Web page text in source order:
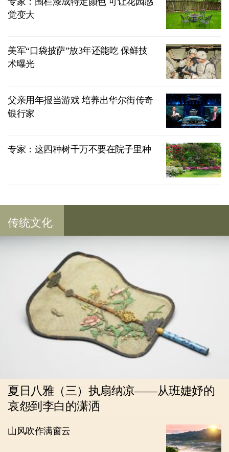
觉变大
美军“口袋披萨”放3年还能吃 保鲜技
术曝光
父亲用年报当游戏 培养出华尔街传奇
银行家
专家：这四种树千万不要在院子里种
传统文化
夏日八雅（三）执扇纳凉——从班婕妤的
哀怨到李白的潇洒
山风吹作满窗云